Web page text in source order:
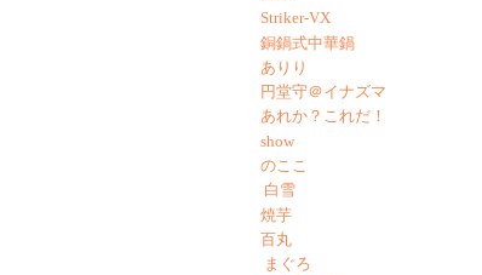
Striker-VX
銅鍋式中華鍋
ありり
円堂守＠イナズマ
あれか？これだ！
show
のここ
白雪
焼芋
百丸
まぐろ